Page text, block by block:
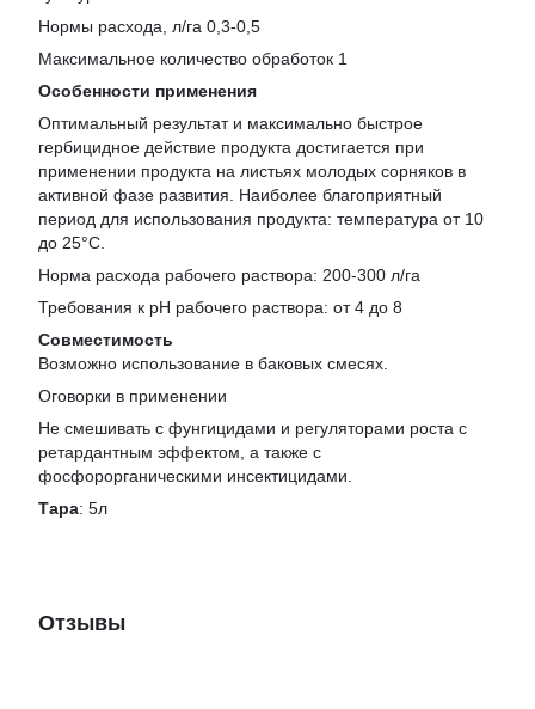
Нормы расхода, л/га 0,3-0,5
Максимальное количество обработок 1
Особенности применения
Оптимальный результат и максимально быстрое
гербицидное действие продукта достигается при
применении продукта на листьях молодых сорняков в
активной фазе развития. Наиболее благоприятный
период для использования продукта: температура от 10
до 25°С.
Норма расхода рабочего раствора: 200-300 л/га
Требования к рН рабочего раствора: от 4 до 8
Совместимость
Возможно использование в баковых смесях.
Оговорки в применении
Не смешивать с фунгицидами и регуляторами роста с
ретардантным эффектом, а также с
фосфорорганическими инсектицидами.
Тара: 5л
Отзывы